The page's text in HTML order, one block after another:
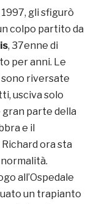
gli sfigurò
colpo partito da
, 37enne di
per anni. Le
riversate
usciva solo
parte della
e il
ora sta
all’Ospedale
un trapianto